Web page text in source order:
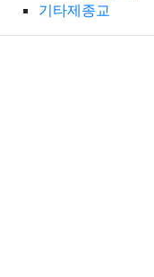
기타제종교